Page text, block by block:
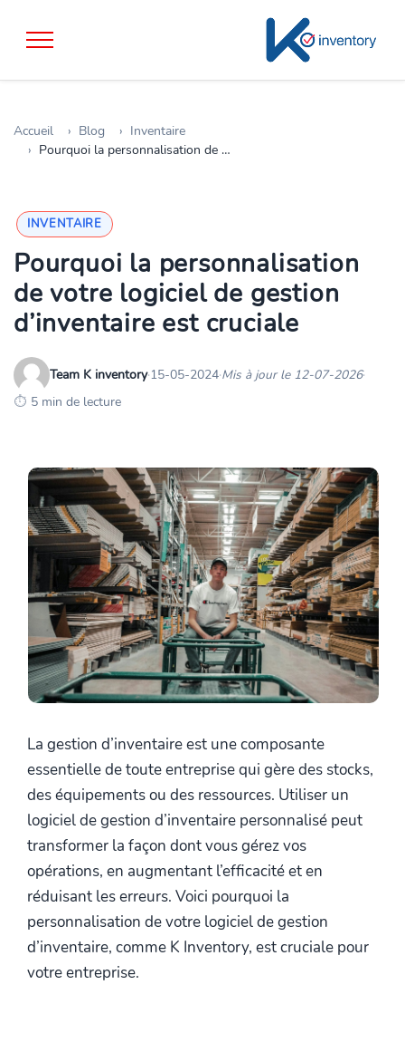
Accueil Blog
Inventaire
Pourquoi la personnalisation de votre logiciel de gestion d’inventaire est cruciale
INVENTAIRE
Pourquoi la personnalisation
de votre logiciel de gestion
d’inventaire est cruciale
Team K inventory·15-05-2024·Mis à jour le 12-07-2026·
5 min de lecture
La gestion d’inventaire est une composante
essentielle de toute entreprise qui gère des stocks,
des équipements ou des ressources. Utiliser un
logiciel de gestion d’inventaire personnalisé peut
transformer la façon dont vous gérez vos
opérations, en augmentant l’efficacité et en
réduisant les erreurs. Voici pourquoi la
personnalisation de votre logiciel de gestion
d’inventaire, comme K Inventory, est cruciale pour
votre entreprise.